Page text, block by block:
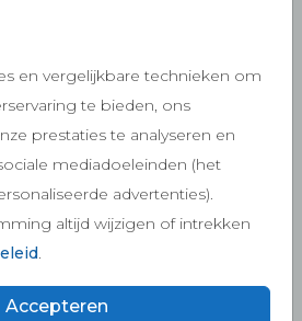
en vergelijkbare technieken om
te bieden, ons
prestaties te analyseren en
mediadoeleinden (het
advertenties).
altijd wijzigen of intrekken
.
Accepteren
volledig gepersonaliseerd en
hebt ontworpen in
als gedrukt exemplaar wilt
Canva de mogelijkheid om
Het bestellen van gedrukte
geboortekaartje dat je via
of als je op zoek bent